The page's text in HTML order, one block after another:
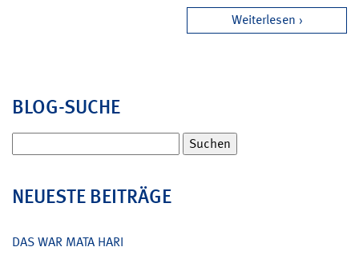
Weiterlesen
BLOG-SUCHE
nach:
NEUESTE BEITRÄGE
DAS WAR MATA HARI